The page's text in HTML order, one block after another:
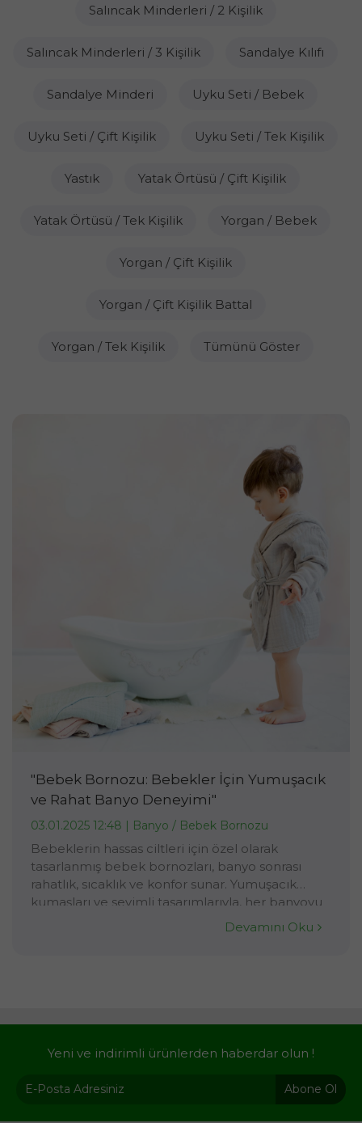
Salıncak Minderleri / 2 Kişilik
Salıncak Minderleri / 3 Kişilik Sandalye Kılıfı
Sandalye Minderi Uyku Seti / Bebek
Uyku Seti / Çift Kişilik Uyku Seti / Tek Kişilik
Yastık Yatak Örtüsü / Çift Kişilik
Yatak Örtüsü / Tek Kişilik Yorgan / Bebek
Yorgan / Çift Kişilik
Yorgan / Çift Kişilik Battal
Yorgan / Tek Kişilik Tümünü Göster
"Bebek Bornozu: Bebekler İçin Yumuşacık
ve Rahat Banyo Deneyimi"
03.01.2025 12:48 | Banyo / Bebek Bornozu
Bebeklerin hassas ciltleri için özel olarak
tasarlanmış bebek bornozları, banyo sonrası
rahatlık, sıcaklık ve konfor sunar. Yumuşacık
kumaşları ve sevimli tasarımlarıyla, her banyoyu
keyifli bir deneyime dönüştürür. BebekDevamını Oku
Yeni ve indirimli ürünlerden haberdar olun !
Abone Ol